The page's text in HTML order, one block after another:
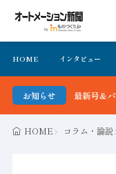
HOME インタビュー
お知らせ
ン新聞 最新号＆バックナ
HOME コラム・論説